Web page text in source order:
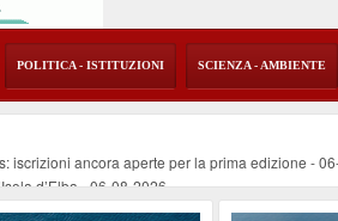
POLITICA - ISTITUZIONI SCIENZA - AMBIENTE
iscrizioni ancora aperte per la prima edizione -
d’Elba-06-08-2026
illeso il conducente-06-08-2026